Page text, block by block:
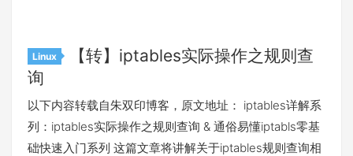
Linux
【转】iptables实际操作之规则查
询
以下内容转载自朱双印博客，原文地址： iptables详解系
列：iptables实际操作之规则查询 & 通俗易懂iptabls零基
础快速入门系列 这篇文章将讲解关于iptables规则查询相